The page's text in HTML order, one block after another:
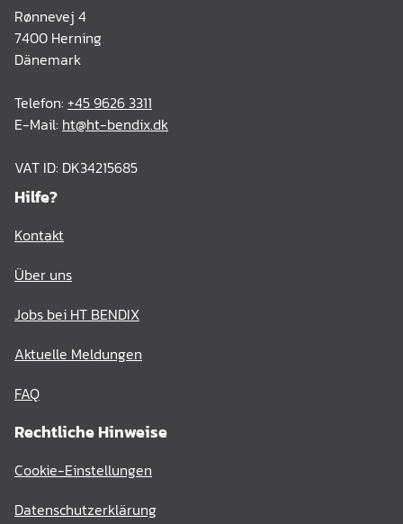
Rønnevej 4
7400 Herning
Dänemark
Telefon: +45 9626 3311
E-Mail: ht@ht-bendix.dk
VAT ID: DK34215685
Hilfe?
Kontakt
Über uns
Jobs bei HT BENDIX
Aktuelle Meldungen
FAQ
Rechtliche Hinweise
Cookie-Einstellungen
Datenschutzerklärung